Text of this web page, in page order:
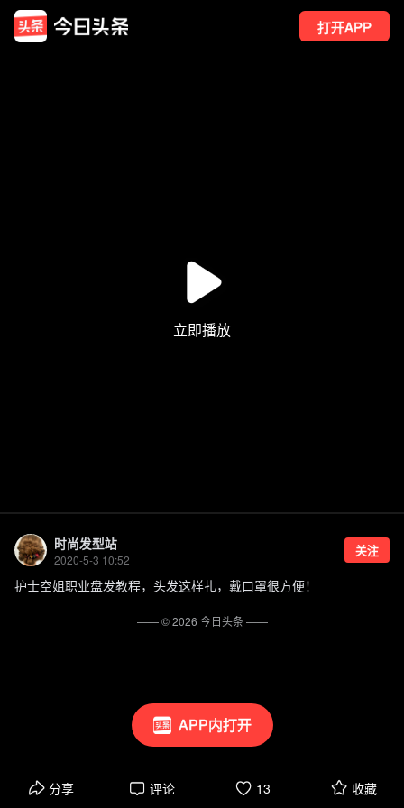
打开APP
APP内打开
时尚发型站
2020-5-3 10:52
关注
护士空姐职业盘发教程，头发这样扎，戴口罩很方便！
分享 评论 13 收藏
—— ©2026 今日头条——